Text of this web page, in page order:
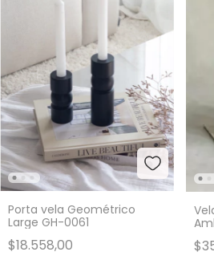
Porta vela Geométrico
Large GH-0061
$18.558,00